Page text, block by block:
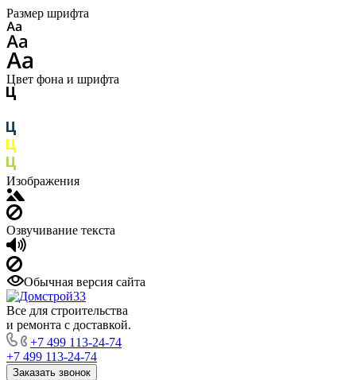
Размер шрифта
Цвет фона и шрифта
Изображения
Озвучивание текста
Обычная версия сайта
Все для строительства
и ремонта с доставкой.
+7 499 113-24-74
+7 499 113-24-74
Заказать звонок